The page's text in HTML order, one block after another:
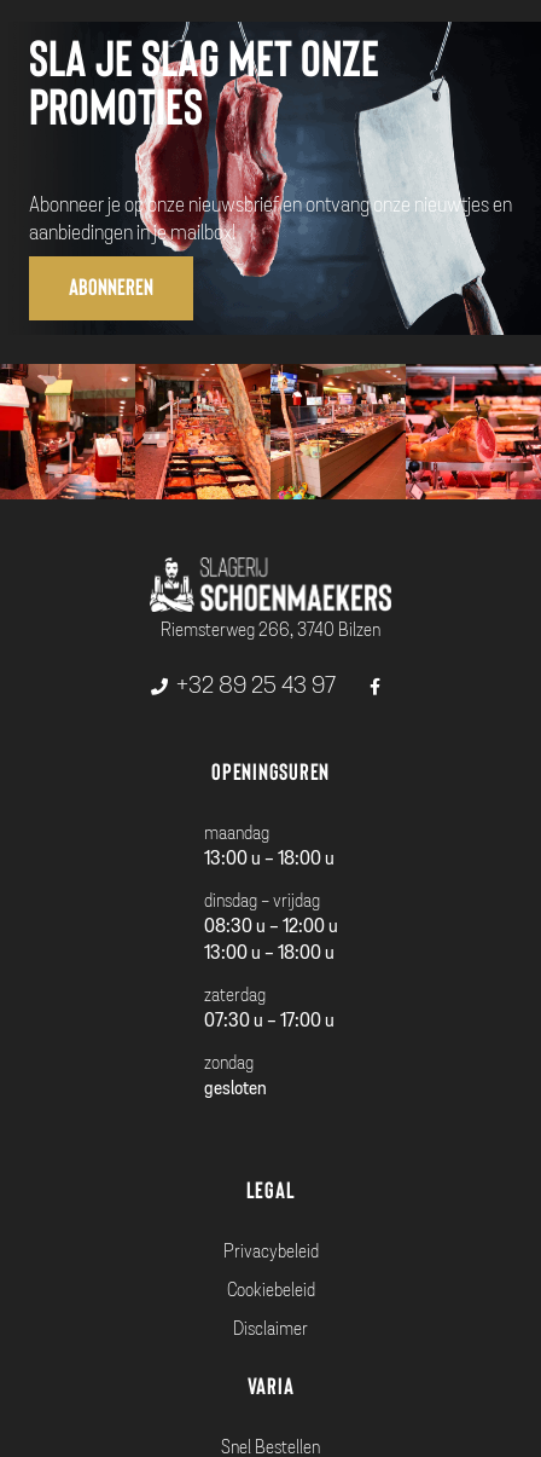
Sla je slag met onze
promoties
Abonneer je op onze nieuwsbrief en ontvang onze nieuwtjes en
aanbiedingen in je mailbox!
Abonneren
Riemsterweg 266, 3740 Bilzen
+32 89 25 43 97
Openingsuren
maandag
13:00 u - 18:00 u
dinsdag - vrijdag
08:30 u - 12:00 u
13:00 u - 18:00 u
zaterdag
07:30 u - 17:00 u
zondag
gesloten
Legal
Privacybeleid
Cookiebeleid
Disclaimer
Varia
Snel Bestellen